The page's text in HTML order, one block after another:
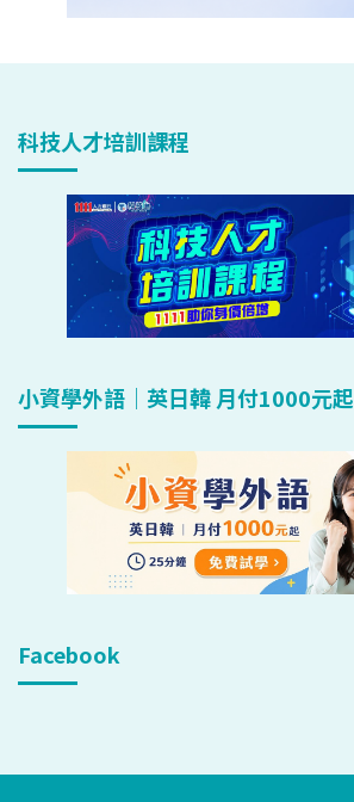
科技人才培訓課程
小資學外語｜英日韓 月付1000元起
Facebook